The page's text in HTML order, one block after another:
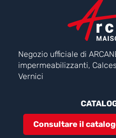
Negozio ufficiale di
impermeabilizzanti,
Vernici
Consultare il